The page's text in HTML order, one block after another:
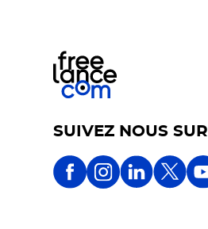
SUIVEZ NOUS SUR